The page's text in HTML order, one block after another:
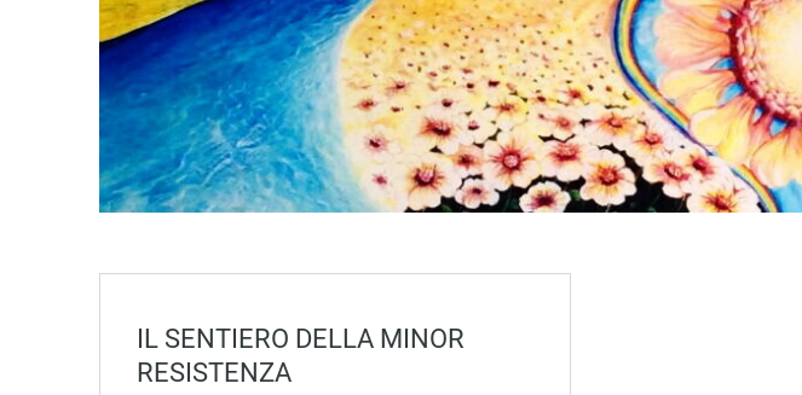
IL SENTIERO DELLA MINOR
RESISTENZA